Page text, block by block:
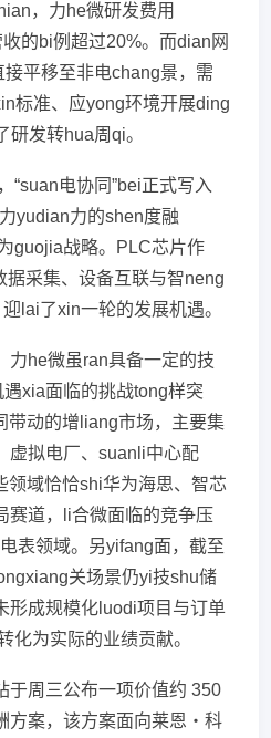
，力he微研发费用
的bi例超过20%。而dian网
平移至非电chang景，需
标准、应yong环境开展ding
发转hua周qi。
“suan电协同”bei正式写入
yudian力的shen度融
guojia战略。PLC芯片作
采集、设备互联与智neng
lai了xin一轮的发展机遇。
力he微虽ran具备一定的技
xia面临的挑战tong样突
带动的增liang市场，主要集
虚拟电厂、suanli中心配
领域恰恰shi华为海思、智芯
赛道，li合微面临的竞争压
表领域。另yifang面，截至
关场景仍yi技shu储
形成规模化luodi项目与订单
化为实际的业绩贡献。
于周三公布一项价值约 350
方案，该方案面向莱恩・科